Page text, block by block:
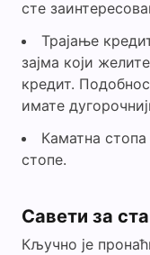
сте
Трајање
зајма који
кредит.
имате
Каматна
стопе.
Савети за
Кључно је